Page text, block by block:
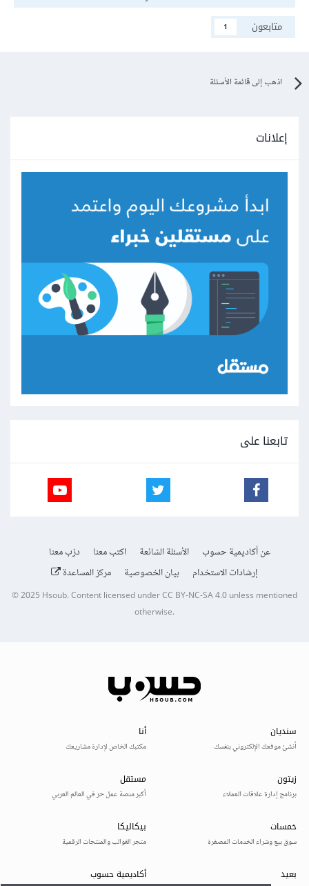
متابعون
1
اذهب إلى قائمة الأسئلة
إعلانات
تابعنا على
عن أكاديمية حسوب الأسئلة الشائعة اكتب معنا
درّب معنا
إرشادات الاستخدام
بيان الخصوصية مركز المساعدة
© 2025Hsoub.Content licensed underCC BY-NC-SA 4.0unless mentioned
otherwise.